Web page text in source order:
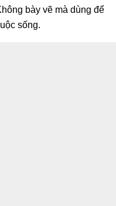
bày vẽ mà dùng để
sống.